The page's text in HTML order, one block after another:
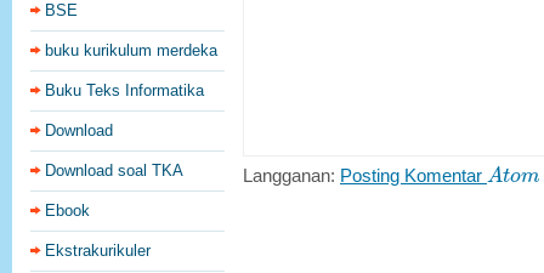
BSE
buku kurikulum merdeka
Buku Teks Informatika
Download
Download soal TKA
Ebook
Ekstrakurikuler
Langganan: Posting Komentar Atom
A to